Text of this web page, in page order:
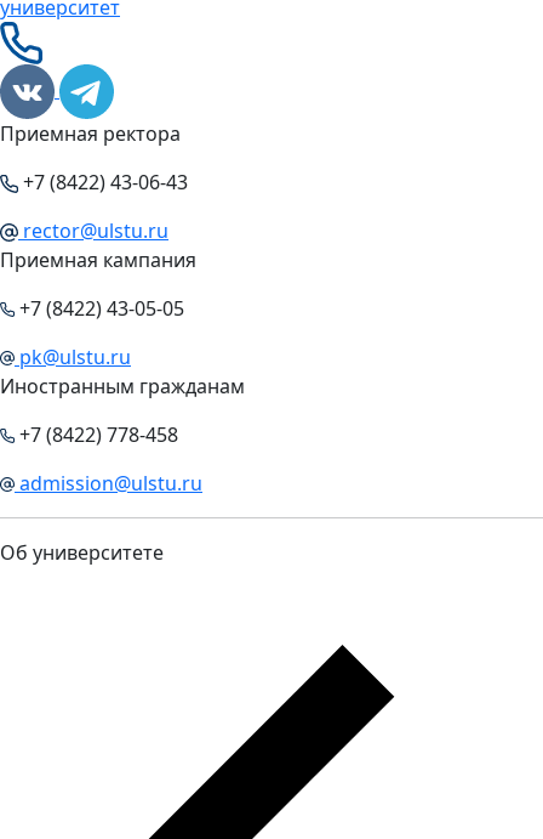
университет
Приемная ректора
+7 (8422) 43-06-43
rector@ulstu.ru
Приемная кампания
+7 (8422) 43-05-05
pk@ulstu.ru
Иностранным гражданам
+7 (8422) 778-458
admission@ulstu.ru
Об университете